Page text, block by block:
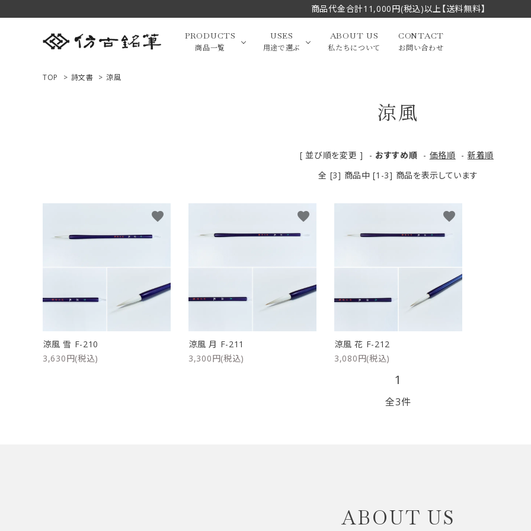
商品代金合計11,000円(税込)以上【送料無料】
PRODUCTS
商品一覧
大中筆（半切・条幅以
小筆
限定品・セット品
オプション・その他
USES
用途で選ぶ
漢字
写経・御朱印 画筆・絵てがみ
贈り物（限定セット） 洗浄剤・その他
リップブラシ 贈り物（限定セット）
ABOUT US
私たちについて
CONTACT
お問い合わせ
商品一覧
用途で選ぶ
特定商取引法について
TOP > 詩文書 > 涼風
涼風
[ 並び順を変更 ] - おすすめ順 - 価格順 - 新着順
全 [3] 商品中 [1-3] 商品を表示しています
涼風 雪 F-210
3,630円(税込)
favorite
涼風 月 F-211
3,300円(税込)
favorite
涼風 花 F-212
3,080円(税込)
favorite
1
全3件
ABOUT US